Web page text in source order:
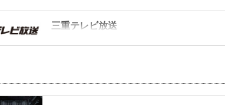
三重テレビ放送
る、三重県のポータルサイトです。人気キャラク
情報もここでチェック♪